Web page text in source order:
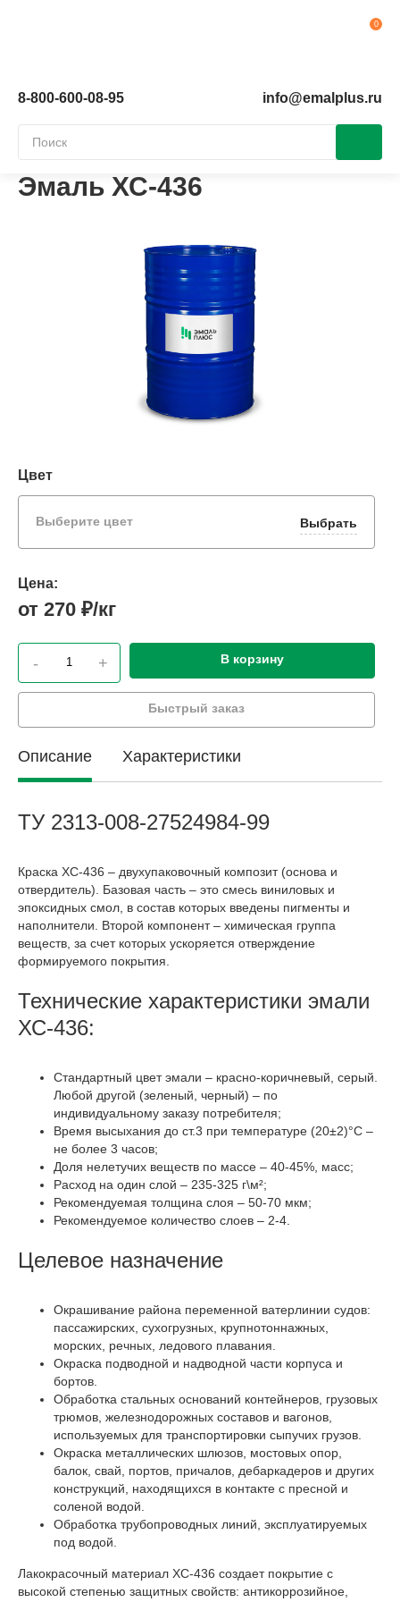
8-800-600-08-95 info@emalplus.ru
Эмаль ХС-436
Цвет
Выберите цвет Выбрать
Цена:
от 270 ₽/кг
- + В корзину
Быстрый заказ
Описание Характеристики
ТУ 2313-008-27524984-99
Краска ХС-436 – двухупаковочный композит (основа и
отвердитель). Базовая часть – это смесь виниловых и
эпоксидных смол, в состав которых введены пигменты и
наполнители. Второй компонент – химическая группа
веществ, за счет которых ускоряется отверждение
формируемого покрытия.
Технические характеристики эмали
ХС-436:
Стандартный цвет эмали – красно-коричневый, серый.
Любой другой (зеленый, черный) – по
индивидуальному заказу потребителя;
Время высыхания до ст.3 при температуре (20±2)°С –
не более 3 часов;
Доля нелетучих веществ по массе – 40-45%, масс;
Расход на один слой – 235-325 г\м²;
Рекомендуемая толщина слоя – 50-70 мкм;
Рекомендуемое количество слоев – 2-4.
Целевое назначение
Окрашивание района переменной ватерлинии судов:
пассажирских, сухогрузных, крупнотоннажных,
морских, речных, ледового плавания.
Окраска подводной и надводной части корпуса и
бортов.
Обработка стальных оснований контейнеров, грузовых
трюмов, железнодорожных составов и вагонов,
используемых для транспортировки сыпучих грузов.
Окраска металлических шлюзов, мостовых опор,
балок, свай, портов, причалов, дебаркадеров и других
конструкций, находящихся в контакте с пресной и
соленой водой.
Обработка трубопроводных линий, эксплуатируемых
под водой.
Лакокрасочный материал ХС-436 создает покрытие с
высокой степенью защитных свойств: антикоррозийное,